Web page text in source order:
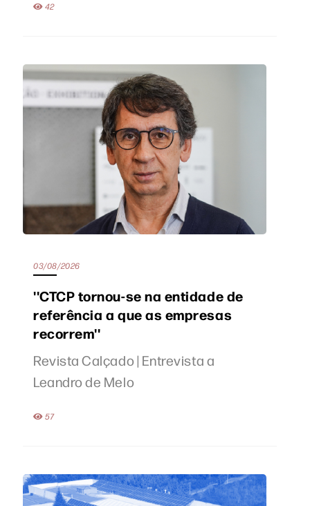
42
03/08/2026
''CTCP tornou-se na entidade de
referência a que as empresas
recorrem''
Revista Calçado | Entrevista a
Leandro de Melo
57